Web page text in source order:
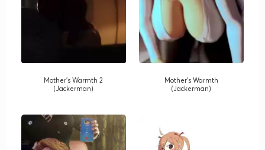
Mother's Warmth 2
(Jackerman)
Mother's Warmth
(Jackerman)